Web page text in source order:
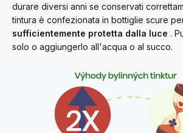
durare diversi anni se conservati
tintura è confezionata in bottiglie scure
sufficientemente protetta dalla luce .
solo o aggiungerlo all'acqua o al succo.